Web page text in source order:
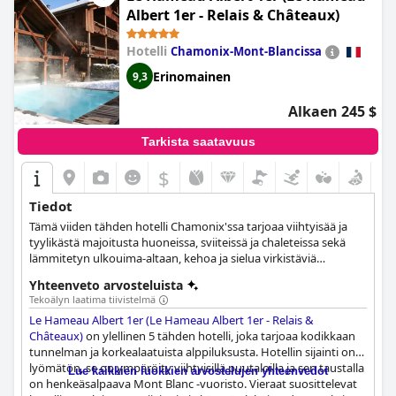
pakopaikka ajan ulkopuolella, tarjoten ainutlaatuisen ja
tyylikkään sisustuskonseptin, joka varmasti tekee vaikutuksen.
Kaiken kaikkiaan Petit Hôtel Confidentiel
on loistava osoite ja
"bel endroit" yöpymiseen, tarjoten vieraille todella
poikkeuksellisen huipputason boutique-hotellikokemuksen.
Albert 1er - Relais & Châteaux)
Hotelli Chamonix-Mont-Blancissa
9,3 Erinomainen
Alkaen 245 $
Tarkista saatavuus
$
Tiedot
Tämä viiden tähden hotelli Chamonix'ssa tarjoaa viihtyisää ja
tyylikästä majoitusta huoneissa, sviiteissä ja chaleteissa sekä
lämmitetyn ulkouima-altaan, kehoa ja sielua virkistäviä
lämpimän vieraanvaraisuuden, ja se tekee vierailustasi
mahdollisimman ikimuistoisen ja rentouttavan.
Yhteenveto arvosteluista
Tekoälyn laatima tiivistelmä
Le Hameau Albert 1er (Le Hameau Albert 1er - Relais &
Châteaux)on ylellinen 5 tähden hotelli, joka tarjoaa kodikkaan
tunnelman ja korkealaatuista alppiluksusta. Hotellin sijainti on
lyömätön, se on ympäröity viihtyisillä puutaloilla ja sen taustalla
on henkeäsalpaava Mont Blanc -vuoristo. Vieraat suosittelevat
Lue kaikkien luokkien arvostelujen yhteenvedot